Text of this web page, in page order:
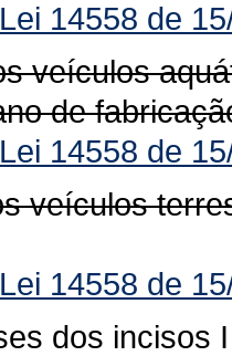
14558 de
veículos
de
14558 de
veículos
14558 de
dos incisos